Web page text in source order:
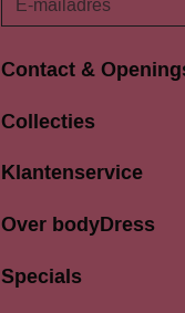
Contact &
Langestraat 94-96
033 4690704
Collecties
Klantenservice
Over bodyDress
Specials